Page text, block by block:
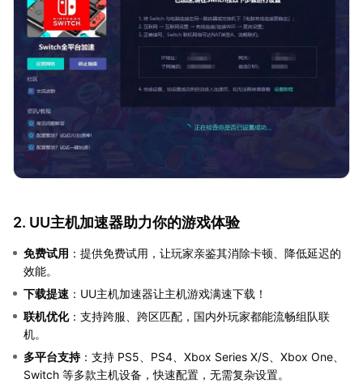
2. UU主机加速器助力你的游戏体验
免费试用 ：提供免费试用，让玩家亲鉴其消除卡顿、降低延迟的
效能。
下载提速 ：UU主机加速器让主机游戏满速下载！
联机优化：支持跨服、跨区匹配，国内外玩家都能流畅组队联
机。
多平台支持：支持 PS5、PS4、Xbox Series X/S、Xbox One、
Switch 等多款主机设备，快速配置，无需复杂设置。